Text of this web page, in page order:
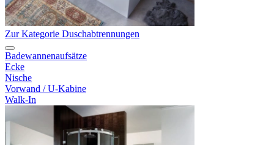
Zur Kategorie Duschabtrennungen
Badewannenaufsätze
Ecke
Nische
Vorwand / U-Kabine
Walk-In